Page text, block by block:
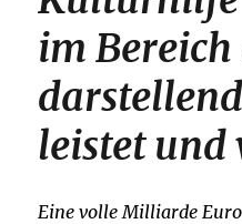
im Bereich
leistet und
Eine volle Milliarde